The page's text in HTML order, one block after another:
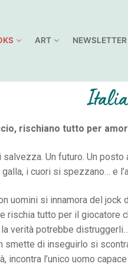
ART NEWSLETTER
rischiano tutto per
Un futuro. Un
i cuori si spezzano… e
uomini si innamora del
rischia tutto per il giocatore
verità potrebbe
di inseguirlo si
incontra l’unico uomo